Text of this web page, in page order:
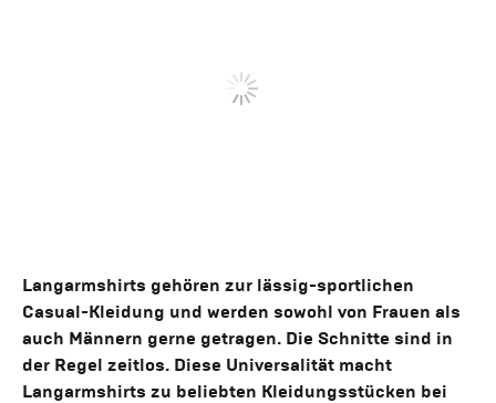
Langarmshirts gehören zur lässig-sportlichen
Casual-Kleidung und werden sowohl von Frauen als
auch Männern gerne getragen. Die Schnitte sind in
der Regel zeitlos. Diese Universalität macht
Langarmshirts zu beliebten Kleidungsstücken bei